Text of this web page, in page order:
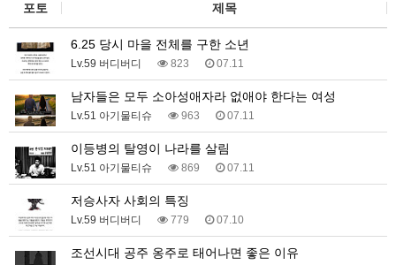
포토 제목
6.25 당시 마을 전체를 구한 소년
Lv.59 버디버디 823 07.11
남자들은 모두 소아성애자라 없애야 한다는 여성
Lv.51 아기물티슈 963 07.11
이등병의 탈영이 나라를 살림
Lv.51 아기물티슈 869 07.11
저승사자 사회의 특징
Lv.59 버디버디 779 07.10
조선시대 공주 옹주로 태어나면 좋은 이유